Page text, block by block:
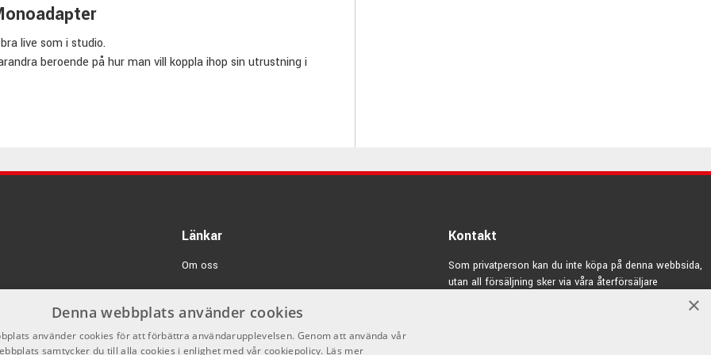
live som i studio.
beroende på hur man vill koppla ihop sin utrustning i
han användas åt båda håll, så vilken kontakt den går
Länkar
Om oss
Kontakta oss
Varumärken
Logga in
Kontakt
Som privatperson kan du inte köpa på denna webbsida,
utan all försäljning sker via våra återförsäljare
×
Denna webbplats använder cookies
använder cookies för att förbättra användarupplevelsen. Genom att använda vår
samtycker du till alla cookies i enlighet med vår cookiepolicy. Läs mer